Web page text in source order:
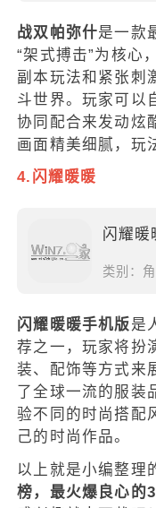
战双帕弥什是一款
“架式搏击”为核心
副本玩法和紧张刺
斗世界。玩家可以
协同配合来发动炫
画面精美细腻，玩
4.闪耀暖暖
闪耀暖
类别：
闪耀暖暖手机版是
荐之一，玩家将扮
装、配饰等方式来
了全球一流的服装
验不同的时尚搭配
己的时尚作品。
以上就是小编整理
榜，最火爆良心的